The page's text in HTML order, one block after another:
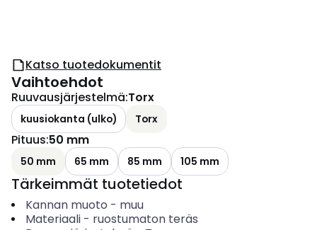
Katso tuotedokumentit
Vaihtoehdot
Ruuvausjärjestelmä:Torx
kuusiokanta (ulko) Torx
Pituus:50 mm
50 mm 65 mm 85 mm 105 mm
Tärkeimmät tuotetiedot
Kannan muoto - muu
Materiaali- ruostumaton teräs